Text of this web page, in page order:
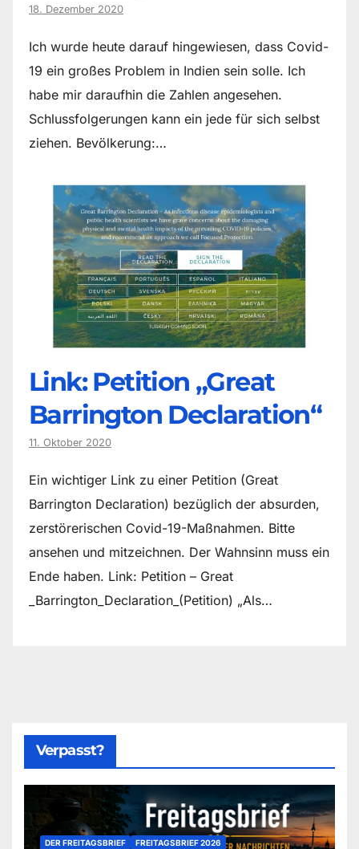
18. Dezember 2020
Ich wurde heute darauf hingewiesen, dass Covid-
19 ein großes Problem in Indien sein solle. Ich
habe mir daraufhin die Zahlen angesehen.
Schlussfolgerungen kann ein jede für sich selbst
ziehen. Bevölkerung:…
Link: Petition „Great
Barrington Declaration“
11. Oktober 2020
Ein wichtiger Link zu einer Petition (Great
Barrington Declaration) bezüglich der absurden,
zerstörerischen Covid-19-Maßnahmen. Bitte
ansehen und mitzeichnen. Der Wahnsinn muss ein
Ende haben. Link: Petition – Great
_Barrington_Declaration_(Petition) „Als…
Verpasst?
DER FREITAGSBRIEF FREITAGSBRIEF 2026